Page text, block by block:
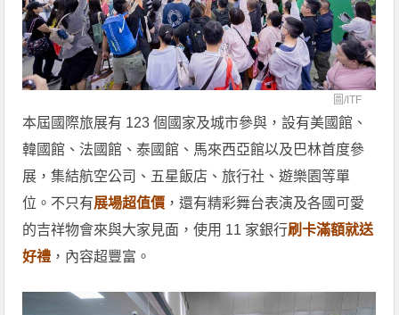
圖/ ITF
本屆國際旅展有 123 個國家及城市參與，設有美國館、
韓國館、法國館、泰國館、馬來西亞館以及巴林首度參
展，集結航空公司、五星飯店、旅行社、遊樂園等單
位。不只有展場超值價 ，還有精彩舞台表演及各國可愛
的吉祥物會來與大家見面，使用 11 家銀行刷卡滿額就送
好禮 ，內容超豐富。